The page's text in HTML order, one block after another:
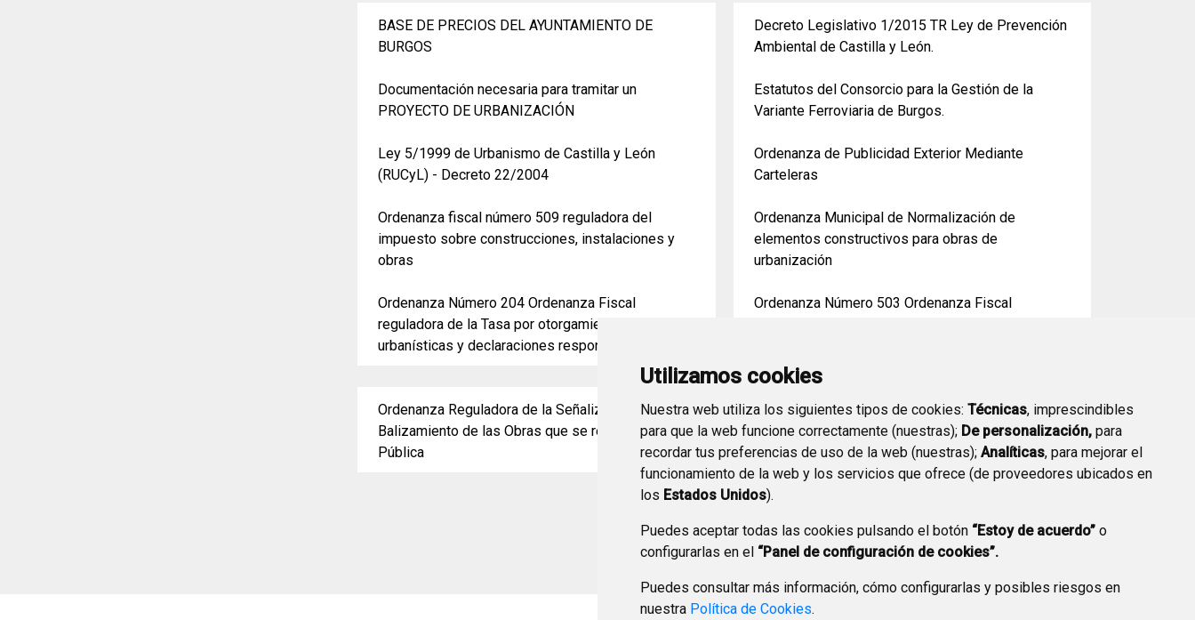
Utilizamos cookies
Nuestra web utiliza los siguientes tipos de cookies: Técnicas, imprescindibles
para que la web funcione correctamente (nuestras); De personalización, para
recordar tus preferencias de uso de la web (nuestras); Analíticas, para mejorar el
funcionamiento de la web y los servicios que ofrece (de proveedores ubicados en
los Estados Unidos).
Puedes aceptar todas las cookies pulsando el botón “Estoy de acuerdo” o
configurarlas en el “Panel de configuración de cookies”.
Puedes consultar más información, cómo configurarlas y posibles riesgos en
nuestra Política de Cookies.
BASE DE PRECIOS DEL AYUNTAMIENTO DE
BURGOS
Decreto Legislativo 1/2015 TR Ley de Prevención
Ambiental de Castilla y León.
Documentación necesaria para tramitar un
PROYECTO DE URBANIZACIÓN
Estatutos del Consorcio para la Gestión de la
Variante Ferroviaria de Burgos.
Ley 5/1999 de Urbanismo de Castilla y León
(RUCyL) - Decreto 22/2004
Ordenanza de Publicidad Exterior Mediante
Carteleras
Ordenanza fiscal número 509 reguladora del
impuesto sobre construcciones, instalaciones y
obras
Ordenanza Municipal de Normalización de
elementos constructivos para obras de
urbanización
Ordenanza Número 204 Ordenanza Fiscal
reguladora de la Tasa por otorgamiento de licencias
urbanísticas y declaraciones responsables
Ordenanza Número 503 Ordenanza Fiscal
Plusvalía.
Ordenanza Reguladora de la Señalización y
Balizamiento de las Obras que se realicen en la Vía
Pública
Ordenanza reguladora Instalaciones de
Telecomunicación